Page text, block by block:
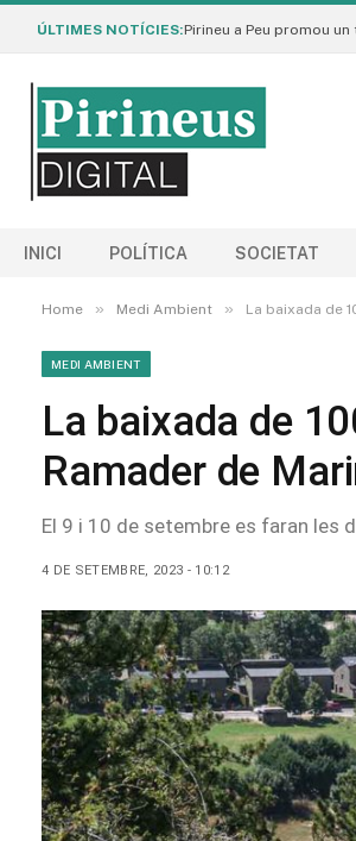
ÚLTIMES NOTÍCIES:
INICI POLÍTICA SOCIETAT
Home » Medi Ambient » La baixada de
MEDI AMBIENT
La baixada de
Ramader de
El 9 i 10 de setembre es faran les
4 DE SETEMBRE, 2023 - 10:12